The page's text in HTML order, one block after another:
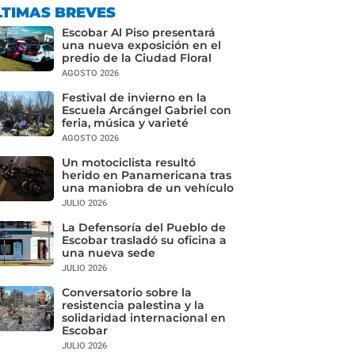
BREVES
Escobar Al Piso presentará
una nueva exposición en el
predio de la Ciudad Floral
AGOSTO 2026
Festival de invierno en la
Escuela Arcángel Gabriel con
feria, música y varieté
AGOSTO 2026
Un motociclista resultó
herido en Panamericana tras
una maniobra de un vehículo
JULIO 2026
La Defensoría del Pueblo de
Escobar trasladó su oficina a
una nueva sede
JULIO 2026
Conversatorio sobre la
resistencia palestina y la
solidaridad internacional en
Escobar
JULIO 2026